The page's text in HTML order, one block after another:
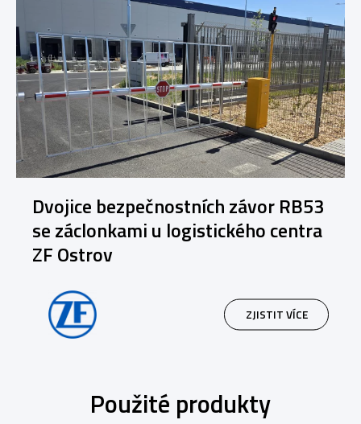
Dvojice bezpečnostních závor RB53
se záclonkami u logistického centra
ZF Ostrov
ZJISTIT VÍCE
Použité produkty